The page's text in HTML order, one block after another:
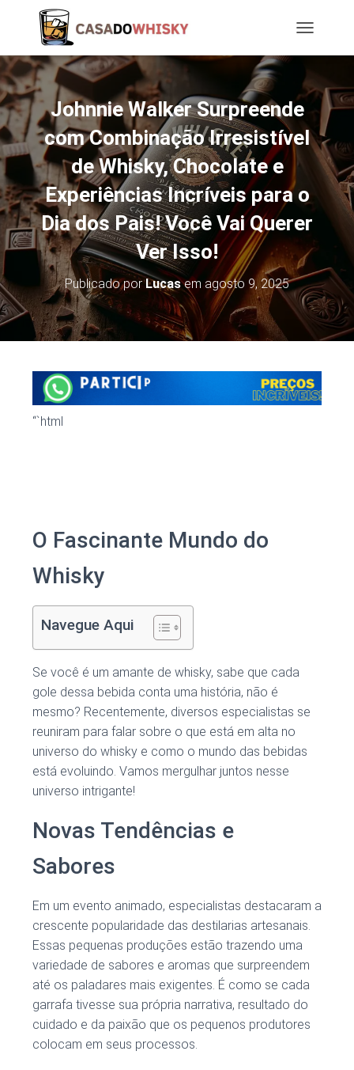
O
L
N
A
G
A
T
O
N
Johnnie Walker Surpreende
com Combinação Irresistível
de Whisky, Chocolate e
Experiências Incríveis para o
Dia dos Pais! Você Vai Querer
Ver Isso!
Publicado porLucasemagosto 9, 2025
“`html
O Fascinante Mundo do
Whisky
Navegue Aqui
Se você é um amante de whisky, sabe que cada
gole dessa bebida conta uma história, não é
mesmo? Recentemente, diversos especialistas se
reuniram para falar sobre o que está em alta no
universo do whisky e como o mundo das bebidas
está evoluindo. Vamos mergulhar juntos nesse
universo intrigante!
Novas Tendências e
Sabores
Em um evento animado, especialistas destacaram a
crescente popularidade das destilarias artesanais.
Essas pequenas produções estão trazendo uma
variedade de sabores e aromas que surpreendem
até os paladares mais exigentes. É como se cada
garrafa tivesse sua própria narrativa, resultado do
cuidado e da paixão que os pequenos produtores
colocam em seus processos.